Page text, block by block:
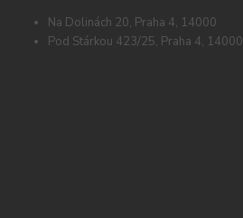
Na Dolinách 20, Praha 4, 14000
Pod Stárkou 423/25, Praha 4, 14000